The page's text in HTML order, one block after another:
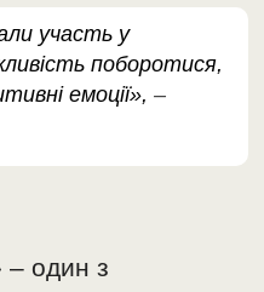
участь у
поборотися,
емоції»,–
один з